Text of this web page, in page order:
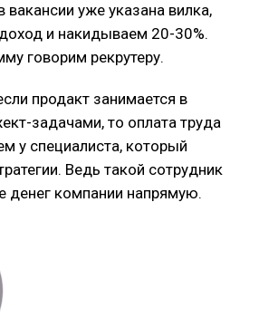
уже указана вилка,
и накидываем 20-30%.
говорим рекрутеру.
продакт занимается в
задачами, то оплата труда
у специалиста, который
Ведь такой сотрудник
денег компании напрямую.